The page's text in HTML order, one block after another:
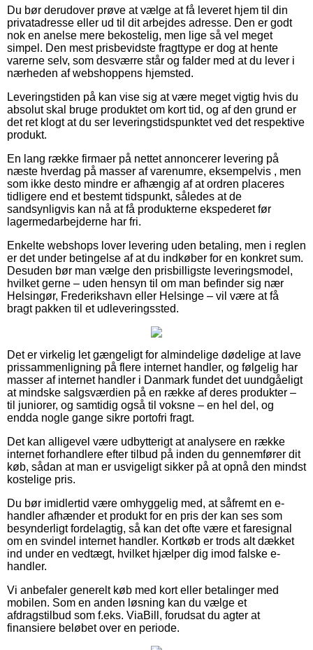
Du bør derudover prøve at vælge at få leveret hjem til din
privatadresse eller ud til dit arbejdes adresse. Den er godt
nok en anelse mere bekostelig, men lige så vel meget
simpel. Den mest prisbevidste fragttype er dog at hente
varerne selv, som desværre står og falder med at du lever i
nærheden af webshoppens hjemsted.
Leveringstiden på kan vise sig at være meget vigtig hvis du
absolut skal bruge produktet om kort tid, og af den grund er
det ret klogt at du ser leveringstidspunktet ved det respektive
produkt.
En lang række firmaer på nettet annoncerer levering på
næste hverdag på masser af varenumre, eksempelvis , men
som ikke desto mindre er afhængig af at ordren placeres
tidligere end et bestemt tidspunkt, således at de
sandsynligvis kan nå at få produkterne ekspederet før
lagermedarbejderne har fri.
Enkelte webshops lover levering uden betaling, men i reglen
er det under betingelse af at du indkøber for en konkret sum.
Desuden bør man vælge den prisbilligste leveringsmodel,
hvilket gerne – uden hensyn til om man befinder sig nær
Helsingør, Frederikshavn eller Helsinge – vil være at få
bragt pakken til et udleveringssted.
Det er virkelig let gængeligt for almindelige dødelige at lave
prissammenligning på flere internet handler, og følgelig har
masser af internet handler i Danmark fundet det uundgåeligt
at mindske salgsværdien på en række af deres produkter –
til juniorer, og samtidig også til voksne – en hel del, og
endda nogle gange sikre portofri fragt.
Det kan alligevel være udbytterigt at analysere en række
internet forhandlere efter tilbud på inden du gennemfører dit
køb, sådan at man er usvigeligt sikker på at opnå den mindst
kostelige pris.
Du bør imidlertid være omhyggelig med, at såfremt en e-
handler afhænder et produkt for en pris der kan ses som
besynderligt fordelagtig, så kan det ofte være et faresignal
om en svindel internet handler. Kortkøb er trods alt dækket
ind under en vedtægt, hvilket hjælper dig imod falske e-
handler.
Vi anbefaler generelt køb med kort eller betalinger med
mobilen. Som en anden løsning kan du vælge et
afdragstilbud som f.eks. ViaBill, forudsat du agter at
finansiere beløbet over en periode.